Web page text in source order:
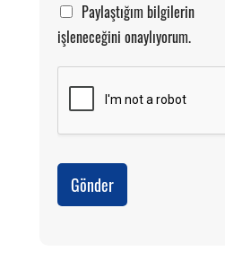
Paylaştığım bilgilerin
işleneceğini onaylıyorum.
Gönder